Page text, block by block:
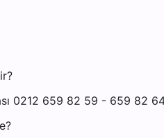
0212 659 82 59 - 659 82